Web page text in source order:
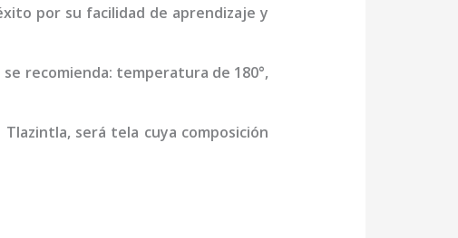
por su facilidad de aprendizaje y
recomienda: temperatura de 180°,
Tlazintla, será tela cuya composición